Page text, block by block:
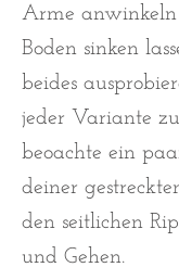
Arme
Boden sinken
beides
jeder Variante
beoachte ein
deiner
den seitlichen
und Gehen.